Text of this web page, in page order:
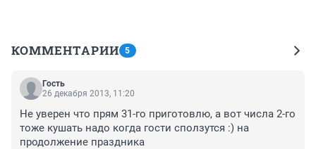
КОММЕНТАРИИ 5
Гость
26 декабря 2013, 11:20
Не уверен что прям 31-го приготовлю, а вот числа 2-го
тоже кушать надо когда гости сползутся :) на
продолжение праздника